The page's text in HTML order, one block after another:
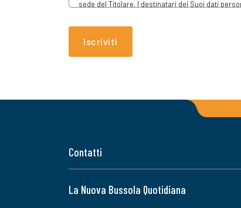
Iscriviti
Contatti
La Nuova Bussola Quotidiana